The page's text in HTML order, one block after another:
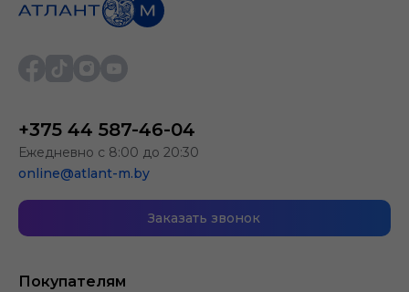
Покупателям
+375 44 587-46-04
Ежедневно с 8:00 до 20:30
online@atlant-m.by
Заказать звонок